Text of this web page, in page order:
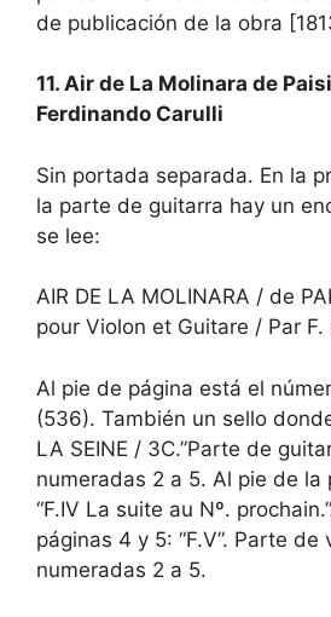
de publicación de la obra
11. Air de La Molinara de
Ferdinando Carulli
Sin portada separada. En la
la parte de guitarra hay un
se lee:
AIR DE LA MOLINARA / de
pour Violon et Guitare / Par F.
Al pie de página está el
(536). También un sello
LA SEINE / 3C.”Parte de
numeradas 2 a 5. Al pie de la
“F.IV La suite au Nº.
páginas 4 y 5: “F.V”. Parte de
numeradas 2 a 5.